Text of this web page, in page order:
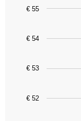
Chart
The chart has 1 X
The chart has 1
€ 52
€ 53
€ 54
€ 55